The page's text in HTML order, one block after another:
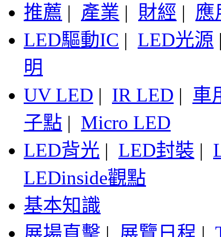
推薦 | 產業 | 財經 | 應
LED驅動IC | LED光源
明
UV LED | IR LED | 車
子點 | Micro LED
LED背光 | LED封裝 |
LEDinside觀點
基本知識
展場直擊 | 展覽日程 |